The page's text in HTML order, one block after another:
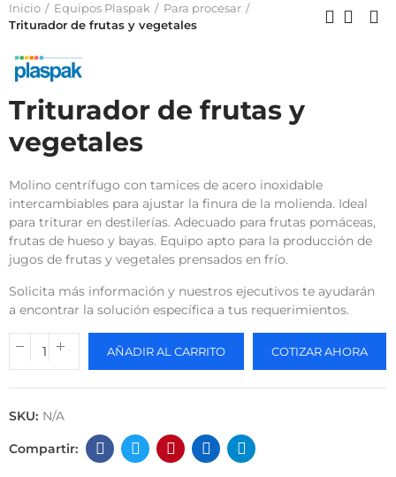
Inicio Equipos Plaspak
Para procesar
Triturador de frutas y vegetales
Triturador de frutas y
vegetales
Molino centrífugo con tamices de acero inoxidable
intercambiables para ajustar la finura de la molienda. Ideal
para triturar en destilerías. Adecuado para frutas pomáceas,
frutas de hueso y bayas. Equipo apto para la producción de
jugos de frutas y vegetales prensados en frío.
Solicita más información y nuestros ejecutivos te ayudarán
a encontrar la solución específica a tus requerimientos.
AÑADIR AL CARRITO COTIZAR AHORA
SKU: N/A